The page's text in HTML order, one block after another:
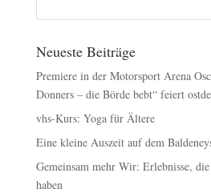
Neueste Beiträge
Premiere in der Motorsport Arena
Donners – die Börde bebt“ feiert
vhs-Kurs: Yoga für Ältere
Eine kleine Auszeit auf dem
Gemeinsam mehr Wir: Erlebnisse,
haben